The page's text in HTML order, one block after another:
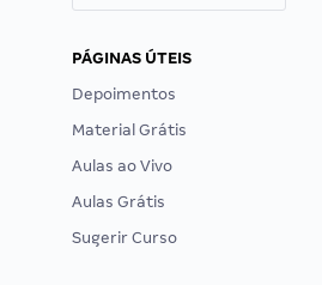
PÁGINAS ÚTEIS
Depoimentos
Material Grátis
Aulas ao Vivo
Aulas Grátis
Sugerir Curso